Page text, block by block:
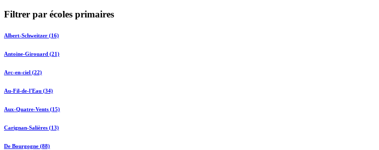
Filtrer par écoles primaires
Albert-Schweitzer (16)
Antoine-Girouard (21)
Arc-en-ciel (22)
Au-Fil-de-l'Eau (34)
Aux-Quatre-Vents (15)
Carignan-Salières (13)
De Bourgogne (88)